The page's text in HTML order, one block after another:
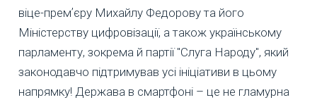
віце-премʼєру Михайлу Федорову та його
Міністерству цифровізації, а також українському
парламенту, зокрема й партії "Слуга Народу", який
законодавчо підтримував усі ініціативи в цьому
напрямку! Держава в смартфоні – це не гламурна